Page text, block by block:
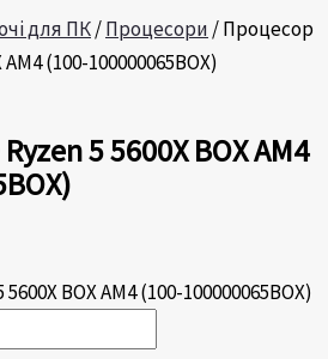
для ПК/Процесори / Процесор
(100-100000065BOX)
5 5600X BOX AM4
BOX AM4 (100-100000065BOX)